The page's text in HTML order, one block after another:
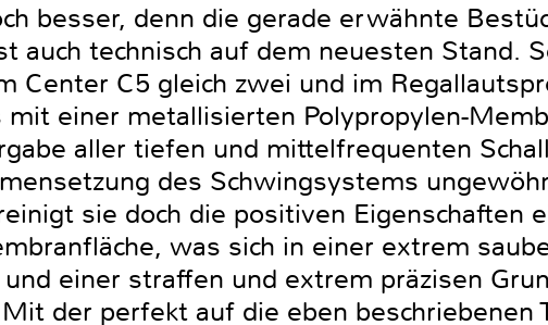
besser, denn die gerade erwähnte
auch technisch auf dem neuesten Stand.
Center C5 gleich zwei und im
einer metallisierten Polypropylen-
aller tiefen und mittelfrequenten
des Schwingsystems
sie doch die positiven Eigenschaften
was sich in einer extrem
einer straffen und extrem präzisen
der perfekt auf die eben beschriebenen